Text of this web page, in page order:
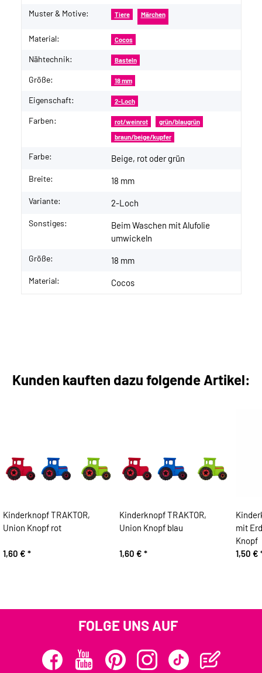
Muster & Motive: Tiere Märchen
Material: Cocos
Nähtechnik: Basteln
Größe: 18 mm
Eigenschaft: 2-Loch
Farben: rot/weinrot grün/blaugrün
braun/beige/kupfer
Farbe: Beige, rot oder grün
Breite: 18 mm
Variante: 2-Loch
Sonstiges:
Beim Waschen mit Alufolie
umwickeln
Größe: 18 mm
Material: Cocos
Kunden kauften dazu folgende Artikel:
Kinderknopf TRAKTOR,
Union Knopf rot
1,60 € *
Kinderknopf TRAKTOR,
Union Knopf blau
1,60 € *
mit
Knopf
1,50 €
FOLGE UNS AUF